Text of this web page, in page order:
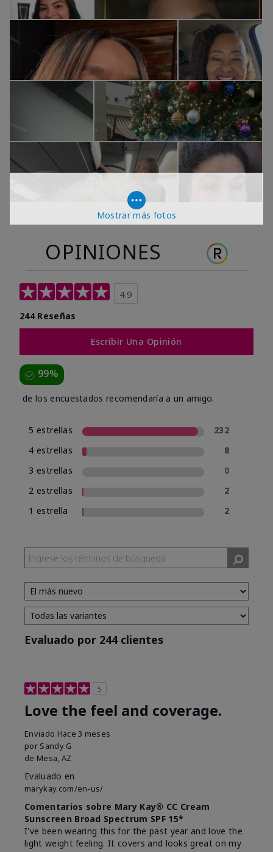
Mostrar más fotos
OPINIONES
4.9
244 Reseñas
Escribir Una Opinión
99%
de los encuestados recomendaría a un amigo.
5 estrellas
232
4 estrellas
8
3 estrellas
0
2 estrellas
2
1 estrella
2
Evaluado por 244 clientes
5
Love the feel and coverage.
Enviado Hace 3 meses
por Sandy G
de Mesa, AZ
Evaluado en
marykay.com/en-us/
Comentarios sobre Mary Kay® CC Cream
Sunscreen Broad Spectrum SPF 15*
I've been wearing this for the past year and love the
light weight feeling. It covers and looks great on my